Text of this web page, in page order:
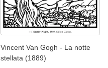
Vincent Van Gogh - La notte
stellata (1889)